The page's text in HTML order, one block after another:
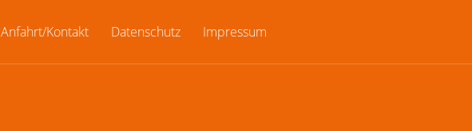
Anfahrt/Kontakt Datenschutz Impressum